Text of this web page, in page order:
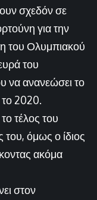
σχεδόν σε
για την
του Ολυμπιακού
του
να ανανεώσει το
το 2020.
τέλος του
του, όμως ο ίδιος
ακόμα
στον